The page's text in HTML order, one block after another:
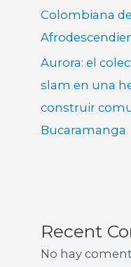
Colombiana
Aurora: el
slam en una
construir
Bucaramanga
Recent
No hay